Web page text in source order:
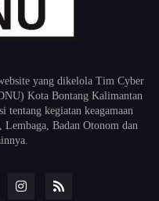
yang dikelola Tim Cyber
Kota Bontang Kalimantan
kegiatan keagamaan
Badan Otonom dan